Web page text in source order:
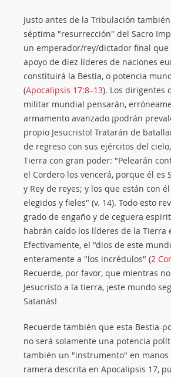
Justo antes de la Tribulación
séptima "resurrección" del Sacro
un emperador/rey/dictador final que
apoyo de diez líderes de naciones
constituirá la Bestia, o potencia
(Apocalipsis 17:8–13). Los dirigentes
militar mundial pensarán,
armamento avanzado ¡podrán
propio Jesucristo! Tratarán de
de regreso con sus ejércitos del
Tierra con gran poder: "Pelearán
el Cordero los vencerá, porque él es
y Rey de reyes; y los que están con
elegidos y fieles" (v. 14). Todo esto
grado de engaño y de ceguera
habrán caído los líderes de la Tierra
Efectivamente, el "dios de este
enteramente a "los incrédulos" (2
Recuerde, por favor, que mientras
Jesucristo a la tierra, ¡este mundo
Satanás!
Recuerde también que esta Bestia-
no será solamente una potencia
también un "instrumento" en manos
ramera descrita en Apocalipsis 17,